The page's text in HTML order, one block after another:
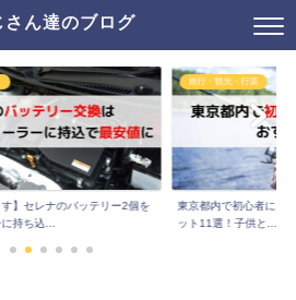
さん達のブログ
す】セレナのバッテリー2個を
持ち込...
旅行・観光・行楽
東京都内で初心者にお
ット11選！子供と...